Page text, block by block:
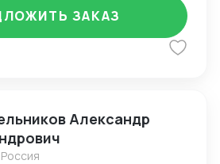
ЗАКАЗ
Александр